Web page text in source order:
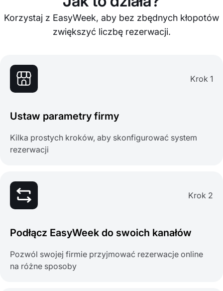
Korzystaj z EasyWeek, aby bez zbędnych kłopotów
zwiększyć liczbę rezerwacji.
Krok 1
Ustaw parametry firmy
Kilka prostych kroków, aby skonfigurować system
rezerwacji
Krok 2
Podłącz EasyWeek do swoich kanałów
Pozwól swojej firmie przyjmować rezerwacje online
na różne sposoby